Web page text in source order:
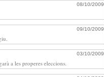
08/10/2009
09/10/2009
03/10/2009
a les properes eleccions.